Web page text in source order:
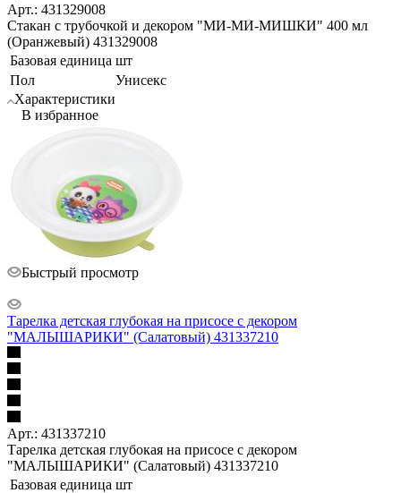
Арт.: 431329008
Стакан с трубочкой и декором "МИ-МИ-МИШКИ" 400 мл
(Оранжевый) 431329008
Базовая единица шт
Пол
Унисекс
Характеристики
В избранное
Быстрый просмотр
Тарелка детская глубокая на присосе с декором
"МАЛЫШАРИКИ" (Салатовый) 431337210
Арт.: 431337210
Тарелка детская глубокая на присосе с декором
"МАЛЫШАРИКИ" (Салатовый) 431337210
Базовая единица шт